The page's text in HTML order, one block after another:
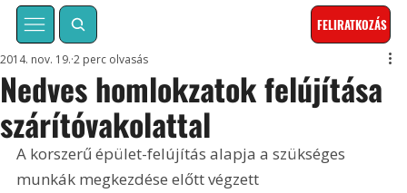
FELIRATKOZÁS
Nedves homlokzatok felújítása
szárítóvakolattal
2014. nov. 19. 2 perc olvasás
A korszerű épület-felújítás alapja a szükséges
munkák megkezdése előtt végzett